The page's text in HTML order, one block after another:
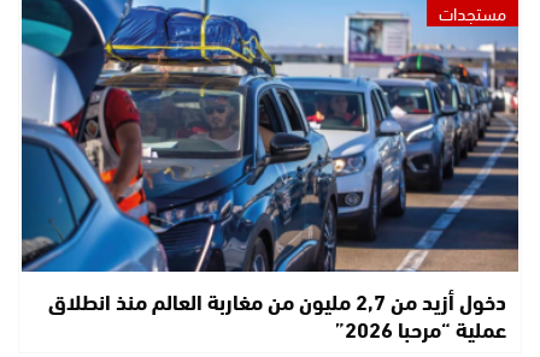
مستجدات
دخول أزيد من 2,7 مليون من مغاربة العالم منذ انطلاق
عملية “مرحبا 2026”